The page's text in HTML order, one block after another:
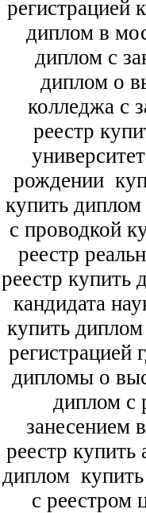
регистрацией
диплом в
диплом с
диплом о
колледжа с
реестр
рождении
купить диплом
с проводкой
реестр
реестр купить
кандидата
купить
регистрацией
дипломы о
диплом с
занесением
реестр купить
диплом
с реестром